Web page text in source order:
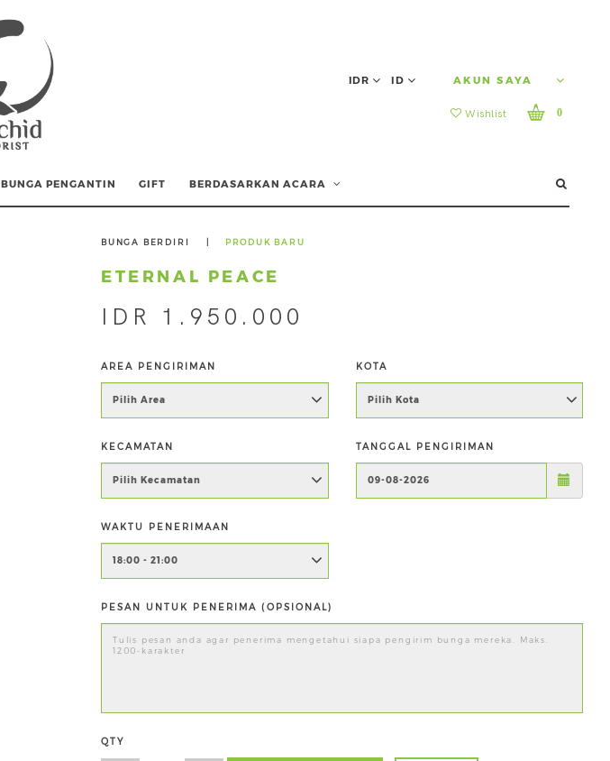
IDR ID AKUN SAYA
Wishlist 0
BUNGA PENGANTIN GIFT BERDASARKAN ACARA
BUNGA BERDIRI PRODUK BARU
ETERNAL PEACE
IDR 1.950.000
AREA PENGIRIMAN KOTA
KECAMATAN TANGGAL PENGIRIMAN
WAKTU PENERIMAAN
PESAN UNTUK PENERIMA (OPSIONAL)
QTY